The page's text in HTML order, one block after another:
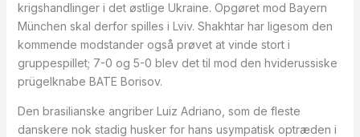
krigshandlinger i det østlige Ukraine. Opgøret mod Bayern
München skal derfor spilles i Lviv. Shakhtar har ligesom den
kommende modstander også prøvet at vinde stort i
gruppespillet; 7-0 og 5-0 blev det til mod den hviderussiske
prügelknabe BATE Borisov.
Den brasilianske angriber Luiz Adriano, som de fleste
danskere nok stadig husker for hans usympatisk optræden i